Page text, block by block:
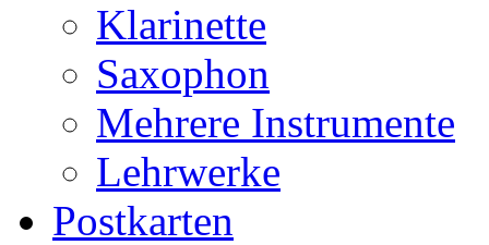
Klarinette
Saxophon
Mehrere Instrumente
Lehrwerke
Postkarten